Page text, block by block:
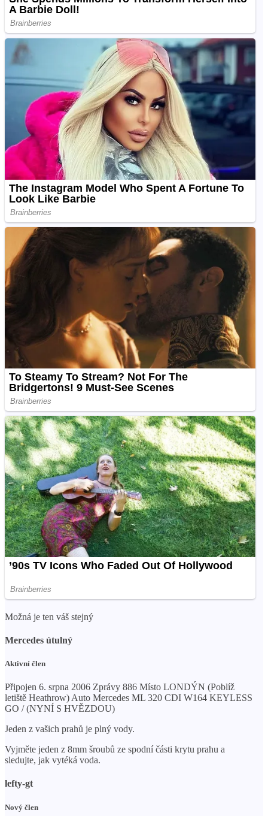
Možná je ten váš stejný
Mercedes útulný
Aktivní člen
Připojen 6. srpna 2006 Zprávy 886 Místo LONDÝN (Poblíž
letiště Heathrow) Auto Mercedes ML 320 CDI W164 KEYLESS
GO / (NYNÍ S HVĚZDOU)
Jeden z vašich prahů je plný vody.
Vyjměte jeden z 8mm šroubů ze spodní části krytu prahu a
sledujte, jak vytéká voda.
lefty-gt
Nový člen